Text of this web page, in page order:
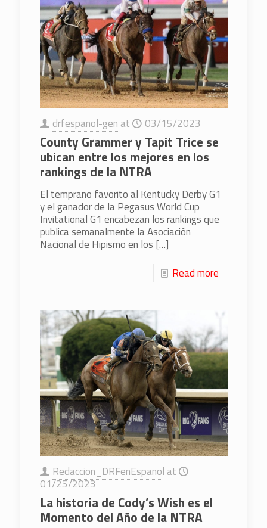
drfespanol-gen at 03/15/2023
County Grammer y Tapit Trice se
ubican entre los mejores en los
rankings de la NTRA
El temprano favorito al Kentucky Derby G1
y el ganador de la Pegasus World Cup
Invitational G1 encabezan los rankings que
publica semanalmente la Asociación
Nacional de Hipismo en los […]
Read more
Redaccion_DRFenEspanol at
01/25/2023
La historia de Cody’s Wish es el
Momento del Año de la NTRA